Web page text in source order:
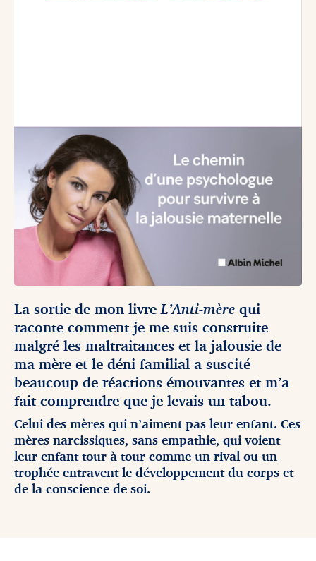
La sortie de mon livre L’Anti-mère qui
raconte comment je me suis construite
malgré les maltraitances et la jalousie de
ma mère et le déni familial a suscité
beaucoup de réactions émouvantes et m’a
fait comprendre que je levais un tabou.
Celui des mères qui n’aiment pas leur enfant. Ces
mères narcissiques, sans empathie, qui voient
leur enfant tour à tour comme un rival ou un
trophée entravent le développement du corps et
de la conscience de soi.